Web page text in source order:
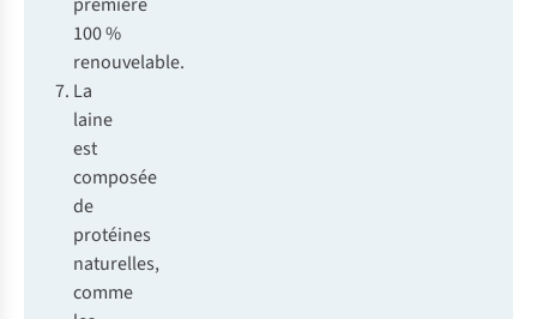
100 %
renouvelable.
La
laine
est
composée
de
protéines
naturelles,
comme